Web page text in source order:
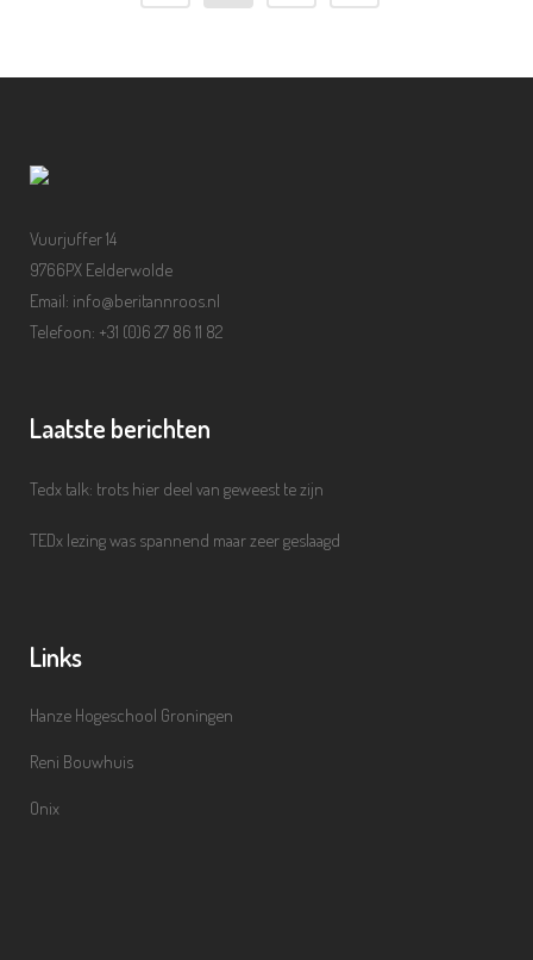
Vuurjuffer 14
9766PX Eelderwolde
Email: info@beritannroos.nl
Telefoon: +31 (0)6 27 86 11 82
Laatste berichten
Tedx talk: trots hier deel van geweest te zijn
TEDx lezing was spannend maar zeer geslaagd
Links
Hanze Hogeschool Groningen
Reni Bouwhuis
Onix